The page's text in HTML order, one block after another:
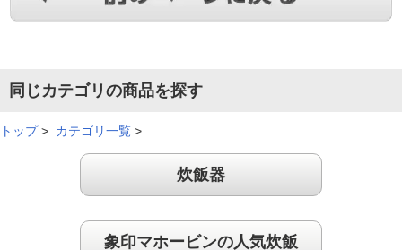
少量でも、ふっくらとした炊き上がりで美味しいご飯を食べて
満足です。
同じカテゴリの商品を探す
トップ> カテゴリ一覧 >
炊飯器
象印マホービンの人気炊飯